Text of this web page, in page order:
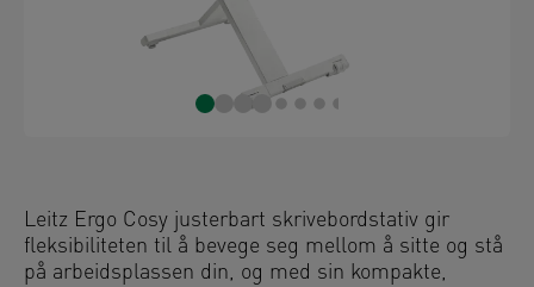
Leitz Ergo Cosy justerbart skrivebordstativ gir
fleksibiliteten til å bevege seg mellom å sitte og stå
på arbeidsplassen din, og med sin kompakte,